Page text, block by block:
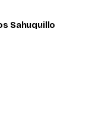
Sahuquillo